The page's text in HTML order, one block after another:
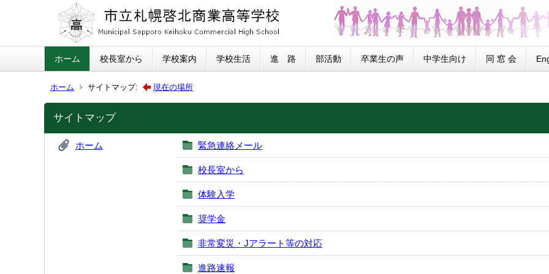
ホーム 校長室から 学校案内 学校生活 進 路 部活動 卒業生の声 中学生向け 同 窓 会
ホーム サイトマップ: 現在の場所
サイトマップ
ホーム 緊急連絡メール
校長室から
体験入学
奨学金
非常変災・Jアラート等の対応
進路速報